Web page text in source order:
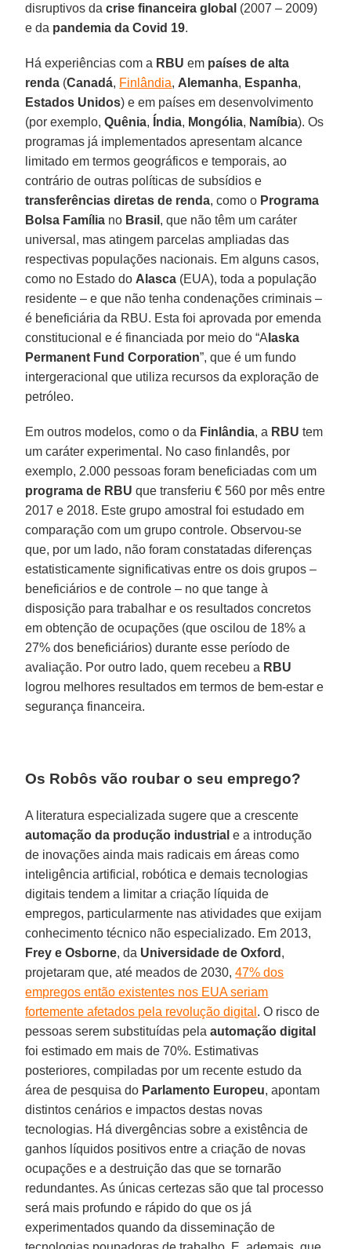
disruptivos dacrise financeira global (2007 – 2009)
e da pandemia da Covid 19.
Há experiências com a RBU em países de alta
renda (Canadá, Finlândia, Alemanha, Espanha,
Estados Unidos) e em países em desenvolvimento
(por exemplo,Quênia, Índia, Mongólia, Namíbia). Os
programas já implementados apresentam alcance
limitado em termos geográficos e temporais, ao
contrário de outras políticas de subsídios e
transferências diretas de renda, como o Programa
Bolsa Família no Brasil , que não têm um caráter
universal, mas atingem parcelas ampliadas das
respectivas populações nacionais. Em alguns casos,
como no Estado do Alasca (EUA), toda a população
residente – e que não tenha condenações criminais –
é beneficiária da RBU. Esta foi aprovada por emenda
constitucional e é financiada por meio do “A laska
Permanent Fund Corporation”, que é um fundo
intergeracional que utiliza recursos da exploração de
petróleo.
Em outros modelos, como o da Finlândia, a RBU tem
um caráter experimental. No caso finlandês, por
exemplo, 2.000 pessoas foram beneficiadas com um
programa de RBU que transferiu € 560 por mês entre
2017 e 2018. Este grupo amostral foi estudado em
comparação com um grupo controle. Observou-se
que, por um lado, não foram constatadas diferenças
estatisticamente significativas entre os dois grupos –
beneficiários e de controle – no que tange à
disposição para trabalhar e os resultados concretos
em obtenção de ocupações (que oscilou de 18% a
27% dos beneficiários) durante esse período de
avaliação. Por outro lado, quem recebeu a RBU
logrou melhores resultados em termos de bem-estar e
segurança financeira.
Os Robôs vão roubar o seu emprego?
A literatura especializada sugere que a crescente
automação da produção industrial e a introdução
de inovações ainda mais radicais em áreas como
inteligência artificial, robótica e demais tecnologias
digitais tendem a limitar a criação líquida de
empregos, particularmente nas atividades que exijam
conhecimento técnico não especializado. Em 2013,
Frey e Osborne, da Universidade de Oxford ,
projetaram que, até meados de 2030,47% dos
empregos então existentes nos EUA seriam
fortemente afetados pela revolução digital . O risco de
pessoas serem substituídas pelaautomação digital
foi estimado em mais de 70%. Estimativas
posteriores, compiladas por um recente estudo da
área de pesquisa do Parlamento Europeu, apontam
distintos cenários e impactos destas novas
tecnologias. Há divergências sobre a existência de
ganhos líquidos positivos entre a criação de novas
ocupações e a destruição das que se tornarão
redundantes. As únicas certezas são que tal processo
será mais profundo e rápido do que os já
experimentados quando da disseminação de